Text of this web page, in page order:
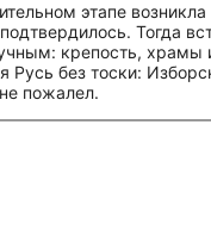
этапе
Тогда
крепость, храмы
Русь без тоски:
пожалел.